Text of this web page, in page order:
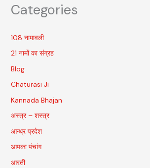
Categories
108 नामावली
21 नामों का संग्रह
Blog
Chaturasi Ji
Kannada Bhajan
अस्त्र – शस्त्र
आन्ध्र प्रदेश
आपका पंचांग
आरती